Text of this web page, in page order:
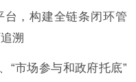
，构建全链条闭环管
溯
“市场参与和政府托底”